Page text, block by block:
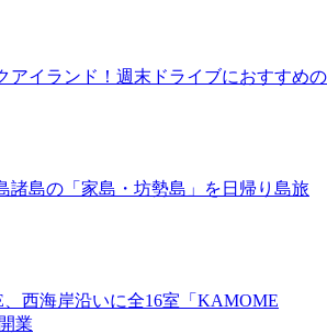
アイランド！週末ドライブにおすすめの
諸島の「家島・坊勢島」を日帰り島旅
西海岸沿いに全16室「KAMOME
業